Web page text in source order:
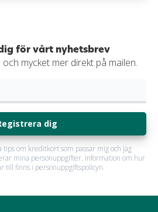
för vårt nyhetsbrev
mycket mer direkt på mailen.
dig
tips om kreditkort som passar mig och jag
mina personuppgifter. Information om hur
till finns i personuppgiftspolicyn.